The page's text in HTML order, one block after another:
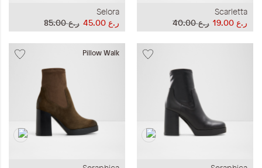
Scarletta
ر.ع 40.00
ر.ع 19.00
Selora
ر.ع 85.00
ر.ع 45.00
Pillow Walk